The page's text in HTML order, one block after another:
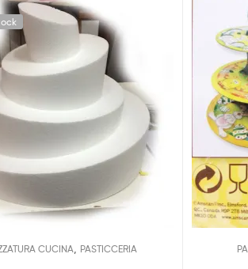
CUCINA PASTICCERIA